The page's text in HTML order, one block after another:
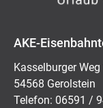
AKE-
Kasselburger
54568 Gerolstein
Telefon: 06591 /